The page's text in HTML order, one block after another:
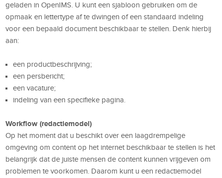
geladen in OpenIMS. U kunt een sjabloon gebruiken om de
opmaak en lettertype af te dwingen of een standaard indeling
voor een bepaald document beschikbaar te stellen. Denk hierbij
aan:
een productbeschrijving;
een persbericht;
een vacature;
indeling van een specifieke pagina.
Workflow (redactiemodel)
Op het moment dat u beschikt over een laagdrempelige
omgeving om content op het internet beschikbaar te stellen is het
belangrijk dat de juiste mensen de content kunnen vrijgeven om
problemen te voorkomen. Daarom kunt u een redactiemodel